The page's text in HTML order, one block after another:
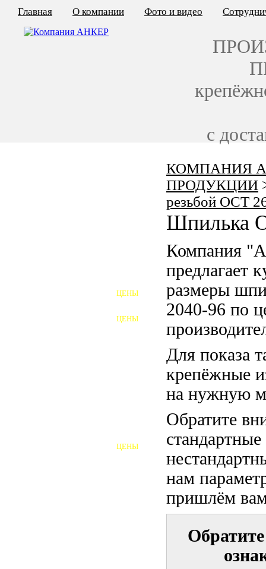
КОМПАНИЯ
ПРОДУКЦИИ
резьбой ОСТ
Шпилька
Компания
предлагает
размеры
2040-96 по
Для показа
крепёжные
на нужную
Обратите
нам
пришлём
ЦЕНЫ
ЦЕНЫ
ШАЙБЫ ФУНДАМЕНТНЫЕ
ЦЕНЫ
Главная О компании Фото и видео
с